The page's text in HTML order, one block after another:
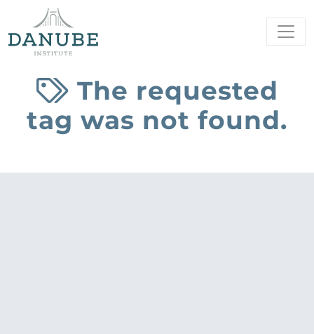
The requested
tag was not found.